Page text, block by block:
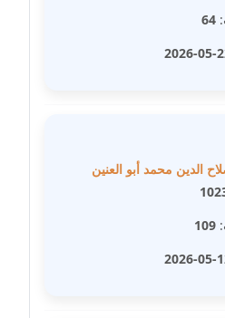
محمد
64
22-
الدين محمد أبو العنين
109
12-